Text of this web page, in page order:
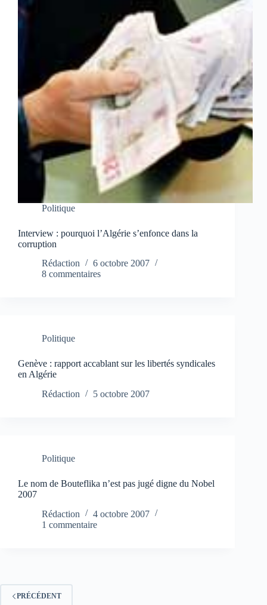
Politique
Interview : pourquoi l’Algérie s’enfonce dans la
corruption
Rédaction
6 octobre 2007
8 commentaires
Politique
Genève : rapport accablant sur les libertés syndicales
en Algérie
Rédaction
5 octobre 2007
Politique
Le nom de Bouteflika n’est pas jugé digne du Nobel
2007
Rédaction
4 octobre 2007
1 commentaire
PRÉCÉDENT